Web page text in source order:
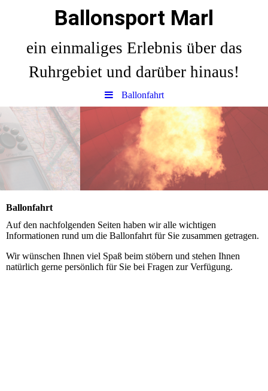
Ballonsport Marl
ein einmaliges Erlebnis über das
Ruhrgebiet und darüber hinaus!
Ballonfahrt
Ballonfahrt
Auf den nachfolgenden Seiten haben wir alle wichtigen
Informationen rund um die Ballonfahrt für Sie zusammen getragen.
Wir wünschen Ihnen viel Spaß beim stöbern und stehen Ihnen
natürlich gerne persönlich für Sie bei Fragen zur Verfügung.